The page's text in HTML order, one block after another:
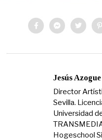
Jesús Azogue
Director
Sevilla.
Universidad
Hogeschool